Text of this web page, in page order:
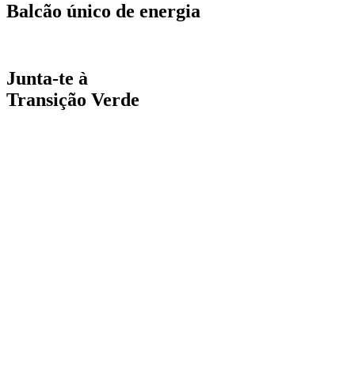
Balcão único de energia
Junta-te à
Transição Verde